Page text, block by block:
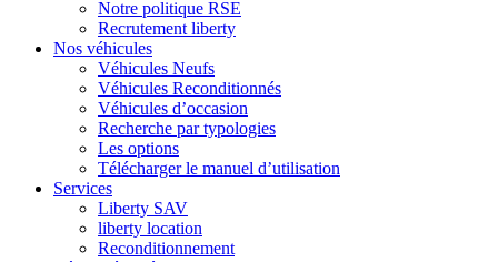
Notre politique RSE
Recrutement liberty
Nos véhicules
Véhicules Neufs
Véhicules Reconditionnés
Véhicules d’occasion
Recherche par typologies
Les options
Télécharger le manuel d’utilisation
Services
Liberty SAV
liberty location
Reconditionnement